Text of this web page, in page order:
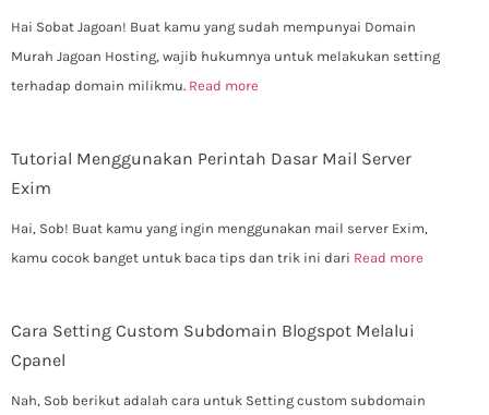
Hai Sobat Jagoan! Buat kamu yang sudah mempunyai Domain
Murah Jagoan Hosting, wajib hukumnya untuk melakukan setting
terhadap domain milikmu. Read more
Tutorial Menggunakan Perintah Dasar Mail Server
Exim
Hai, Sob! Buat kamu yang ingin menggunakan mail server Exim,
kamu cocok banget untuk baca tips dan trik ini dari Read more
Cara Setting Custom Subdomain Blogspot Melalui
Cpanel
Nah, Sob berikut adalah cara untuk Setting custom subdomain